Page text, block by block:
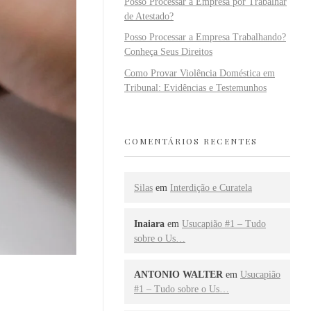
de Atestado?
Posso Processar a Empresa Trabalhando?
Conheça Seus Direitos
Como Provar Violência Doméstica em
Tribunal: Evidências e Testemunhos
COMENTÁRIOS RECENTES
Silas em Interdição e Curatela
Inaiara em Usucapião #1 – Tudo
sobre o Us…
ANTONIO WALTER em Usucapião
#1 – Tudo sobre o Us…